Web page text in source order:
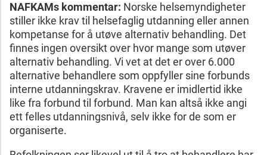
NAFKAMs kommentar: Norske helsemyndigheter
stiller ikke krav til helsefaglig utdanning eller annen
kompetanse for å utøve alternativ behandling. Det
finnes ingen oversikt over hvor mange som utøver
alternativ behandling. Vi vet at det er over 6.000
alternative behandlere som oppfyller sine forbunds
interne utdanningskrav. Kravene er imidlertid ikke
like fra forbund til forbund. Man kan altså ikke angi
ett felles utdanningsnivå, selv ikke for de som er
organiserte.